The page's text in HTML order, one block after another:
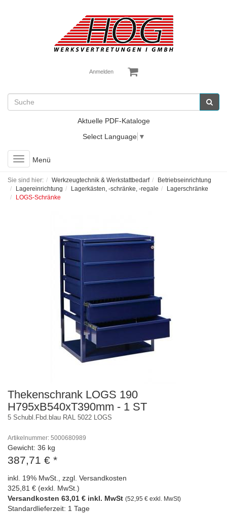
Anmelden
Aktuelle PDF-Kataloge
Select Language ▼
Toggle
navigation
Menü
Sie sind hier: Werkzeugtechnik & Werkstattbedarf
Betriebseinrichtung
Lagereinrichtung
Lagerkästen, -schränke, -regale
Lagerschränke
LOGS-Schränke
Thekenschrank LOGS 190
H795xB540xT390mm - 1 ST
5 Schubl.Fbd.blau RAL 5022 LOGS
Artikelnummer: 5000680989
Gewicht: 36 kg
387,71 € *
inkl. 19% MwSt., zzgl. Versandkosten
325,81 € (exkl. MwSt.)
Versandkosten 63,01 € inkl. MwSt (52,95 € exkl. MwSt)
Standardlieferzeit: 1 Tage